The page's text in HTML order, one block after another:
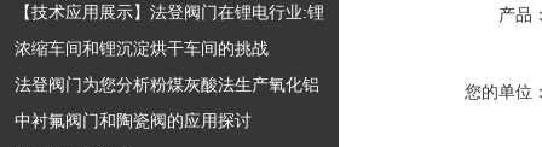
【技术应用展示】法登阀门在锂电行业:锂
浓缩车间和锂沉淀烘干车间的挑战
法登阀门为您分析粉煤灰酸法生产氧化铝
中衬氟阀门和陶瓷阀的应用探讨
产品
您的单位